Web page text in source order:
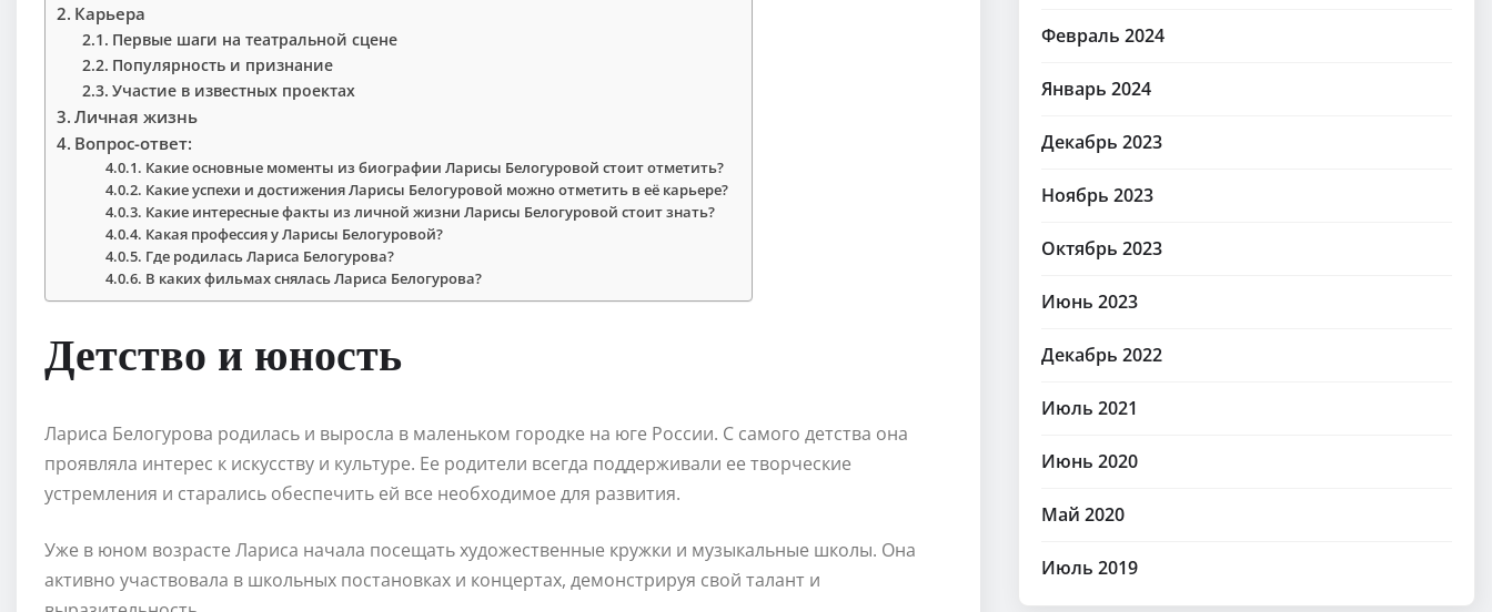
Карьера
Первые шаги на театральной сцене
Популярность и признание
Участие в известных проектах
Личная жизнь
Вопрос-ответ:
Какие основные моменты из биографии Ларисы Белогуровой стоит отметить?
Какие успехи и достижения Ларисы Белогуровой можно отметить в её карьере?
Какие интересные факты из личной жизни Ларисы Белогуровой стоит знать?
Какая профессия у Ларисы Белогуровой?
Где родилась Лариса Белогурова?
В каких фильмах снялась Лариса Белогурова?
Детство и юность
Лариса Белогурова родилась и выросла в маленьком городке на юге России. С самого детства она
проявляла интерес к искусству и культуре. Ее родители всегда поддерживали ее творческие
устремления и старались обеспечить ей все необходимое для развития.
Уже в юном возрасте Лариса начала посещать художественные кружки и музыкальные школы. Она
активно участвовала в школьных постановках и концертах, демонстрируя свой талант и
Февраль 2024
Январь 2024
Декабрь 2023
Ноябрь 2023
Октябрь 2023
Июнь 2023
Декабрь 2022
Июль 2021
Июнь 2020
Май 2020
Июль 2019